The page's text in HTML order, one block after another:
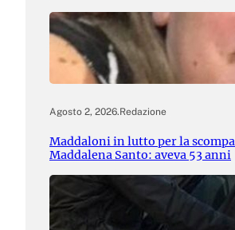
Agosto 2, 2026.Redazione
Maddaloni in lutto per la
Maddalena Santo: aveva 53 anni